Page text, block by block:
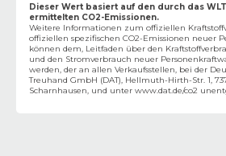
Dieser Wert basiert auf den durch das
ermittelten CO2-Emissionen.
Weitere Informationen zum offiziellen
offiziellen spezifischen CO2-Emissionen neuer
können dem‚ Leitfaden über den
und den Stromverbrauch neuer
werden, der an allen Verkaufsstellen, bei der
Treuhand GmbH (DAT), Hellmuth-Hirth-Str. 1,
Scharnhausen, und unter www.dat.de/co2